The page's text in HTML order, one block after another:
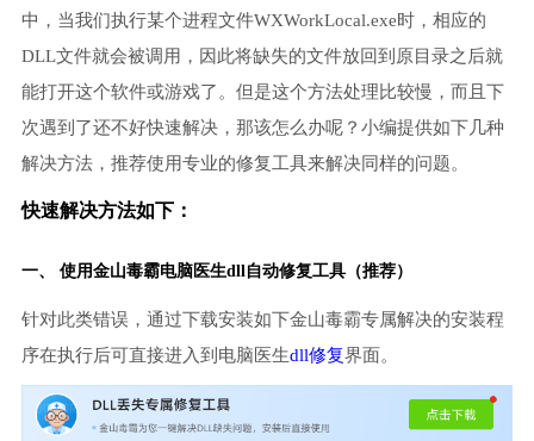
中，当我们执行某个进程文件WXWorkLocal.exe时，相应的
DLL文件就会被调用，因此将缺失的文件放回到原目录之后就
能打开这个软件或游戏了。但是这个方法处理比较慢，而且下
次遇到了还不好快速解决，那该怎么办呢？小编提供如下几种
解决方法，推荐使用专业的修复工具来解决同样的问题。
快速解决方法如下：
一、 使用金山毒霸电脑医生dll自动修复工具（推荐）
针对此类错误，通过下载安装如下金山毒霸专属解决的安装程
序在执行后可直接进入到电脑医生dll修复界面。